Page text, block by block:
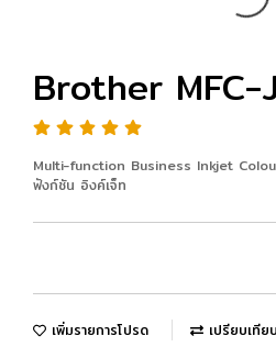
Brother MFC-
Multi-function Business Inkjet
ฟังก์ชัน อิงค์เจ็ท
เพิ่มรายการโปรด เปรียบเทียบ